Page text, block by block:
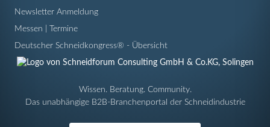
Newsletter Anmeldung
Messen | Termine
Deutscher Schneidkongress® - Übersicht
Wissen. Beratung. Community.
Das unabhängige B2B-Branchenportal der Schneidindustrie